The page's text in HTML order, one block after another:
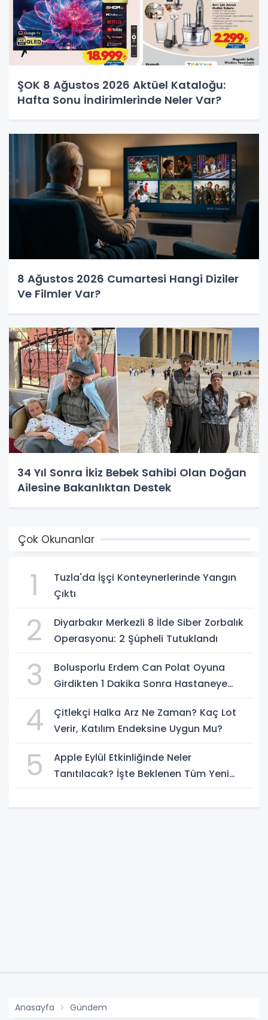
ŞOK 8 Ağustos 2026 Aktüel Kataloğu:
Hafta Sonu İndirimlerinde Neler Var?
8 Ağustos 2026 Cumartesi Hangi Diziler
Ve Filmler Var?
34 Yıl Sonra İkiz Bebek Sahibi Olan Doğan
Ailesine Bakanlıktan Destek
Çok Okunanlar
1
Tuzla'da İşçi Konteynerlerinde Yangın
Çıktı
2
Diyarbakır Merkezli 8 İlde Siber Zorbalık
Operasyonu: 2 Şüpheli Tutuklandı
3
Bolusporlu Erdem Can Polat Oyuna
Girdikten 1 Dakika Sonra Hastaneye
4
Çitlekçi Halka Arz Ne Zaman? Kaç Lot
Verir, Katılım Endeksine Uygun Mu?
5
Apple Eylül Etkinliğinde Neler
Tanıtılacak? İşte Beklenen Tüm Yeni
Anasayfa Gündem